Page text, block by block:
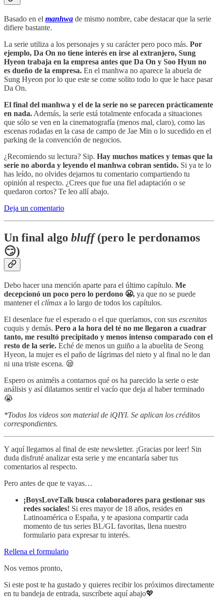
Basado en el manhwa de mismo nombre, cabe destacar que la serie
difiere bastante.
La serie utiliza a los personajes y su carácter pero poco más. Por
ejemplo, Da On no tiene interés en irse al extranjero, Sung
Hyeon trabaja en la empresa antes que Da On y Soo Hyun no
es dueño de la empresa. En el manhwa no aparece la abuela de
Sung Hyeon por lo que este se come solito todo lo que le hace pasar
Da On.
El final del manhwa y el de la serie no se parecen prácticamente
en nada. Además, la serie está totalmente enfocada a situaciones
que sólo se ven en la cinematografía (menos mal, claro), como las
escenas rodadas en la casa de campo de Jae Min o lo sucedido en el
parking de la convención de negocios.
¿Recomiendo su lectura? Sip. Hay muchos matices y temas que la
serie no aborda y leyendo el manhwa cobran sentido. Si ya te lo
has leído, no olvides dejarnos tu comentario compartiendo tu
opinión al respecto. ¿Crees que fue una fiel adaptación o se
quedaron cortos? Te leo allí abajo.
Deja un comentario
Un final algo bluff(pero le perdonamos
😏)
Debo hacer una mención aparte para el último capítulo. Me
decepcionó un poco pero lo perdono 😬, ya que no se puede
mantener el clímax a lo largo de todos los capítulos.
El desenlace fue el esperado o el que queríamos, con sus escenitas
cuquis y demás. Pero a la hora del té no me llegaron a cuadrar
tanto, me resultó precipitado y menos intenso comparado con el
resto de la serie. Eché de menos un guiño a la abuelita de Seong
Hyeon, la mujer es el paño de lágrimas del nieto y al final no le dan
ni una triste escena. 😪
Espero os animéis a contarnos qué os ha parecido la serie o este
análisis y así dilatamos sentir el vacío que deja al haber terminado
😭
*Todos los videos son material de iQIYI. Se aplican los créditos
correspondientes.
Y aquí llegamos al final de este newsletter. ¡Gracias por leer! Sin
duda disfruté analizar esta serie y me encantaría saber tus
comentarios al respecto.
Pero antes de que te vayas…
¡BoysLoveTalk busca colaboradores para gestionar sus
redes sociales! Si eres mayor de 18 años, resides en
Latinoamérica o España, y te apasiona compartir cada
momento de tus series BL/GL favoritas, llena nuestro
formulario para expresar tu interés.
Rellena el formulario
Nos vemos pronto,
Si este post te ha gustado y quieres recibir los próximos directamente
en tu bandeja de entrada, suscríbete aquí abajo💖